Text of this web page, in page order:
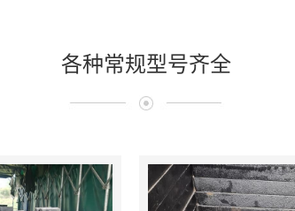
各种常规型号齐全